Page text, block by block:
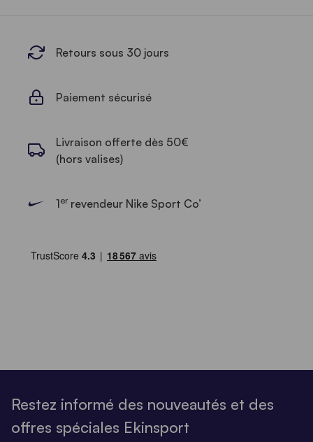
Retours sous 30 jours
Paiement sécurisé
Livraison offerte dès 50€
(hors valises)
1errevendeur Nike Sport Co’
Restez informé des nouveautés et des
offres spéciales Ekinsport